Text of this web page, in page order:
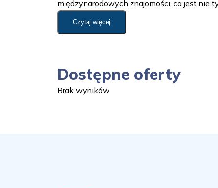
międzynarodowych znajomości, co jest nie
Czytaj więcej
Dostępne oferty
Brak wyników